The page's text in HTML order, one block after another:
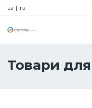
ua | ru
Товари